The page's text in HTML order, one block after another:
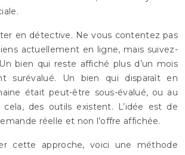
en détective. Ne vous contentez pas
actuellement en ligne, mais suivez-
bien qui reste affiché plus d’un mois
surévalué. Un bien qui disparaît en
était peut-être sous-évalué, ou au
des outils existent. L’idée est de
réelle et non l’offre affichée.
cette approche, voici une méthode